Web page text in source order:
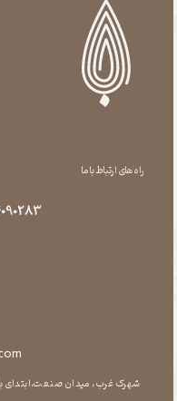
راه های ارتباط با ما
شهرک غرب، میدان صنعت،ابتدای